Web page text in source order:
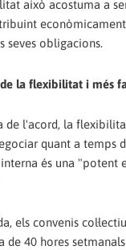
això acostuma a
seves obligacions.
la flexibilitat i més
de l'acord, la
quant a temps
és una "potent
els convenis
de 40 hores